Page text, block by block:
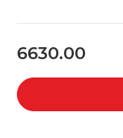
6630.00